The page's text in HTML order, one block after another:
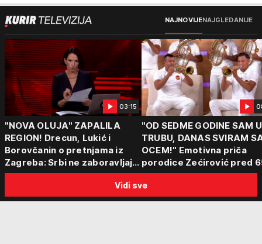
NAJNOVIJENAJGLEDANIJE
03:15
"NOVA OLUJA" ZAPALILA
REGION! Drecun, Lukić i
Borovčanin o pretnjama iz
Zagreba: Srbi ne zaboravljaju
progon
"OD SEDME GODINE SAM
TRUBU, DANAS SVIRAM
OCEM!" Emotivna priča
porodice Zećirović pred
Sabor trubača u Guči
Vidi sve